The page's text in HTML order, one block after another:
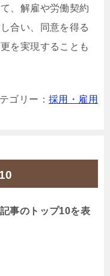
、解雇や労働契約
合い、同意を得る
を実現することも
ゴリー： 採用・雇用
事のトップ10を表